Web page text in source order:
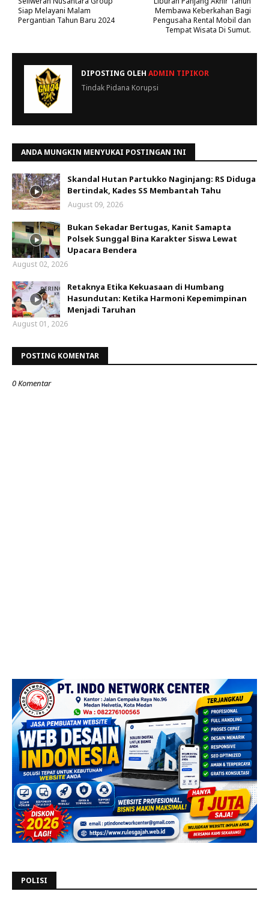
Membawa Keberkahan Bagi
Pengusaha Rental Mobil dan
Tempat Wisata Di Sumut.
Siap Melayani Malam
Pergantian Tahun Baru 2024
DIPOSTING OLEH ADMIN TIPIKOR
Tindak Pidana Korupsi
ANDA MUNGKIN MENYUKAI POSTINGAN INI
Skandal Hutan Partukko Naginjang: RS Diduga
Bertindak, Kades SS Membantah Tahu
August 09, 2026
Bukan Sekadar Bertugas, Kanit Samapta
Polsek Sunggal Bina Karakter Siswa Lewat
Upacara Bendera
August 02, 2026
Retaknya Etika Kekuasaan di Humbang
Hasundutan: Ketika Harmoni Kepemimpinan
Menjadi Taruhan
August 01, 2026
POSTING KOMENTAR
0 Komentar
POLISI